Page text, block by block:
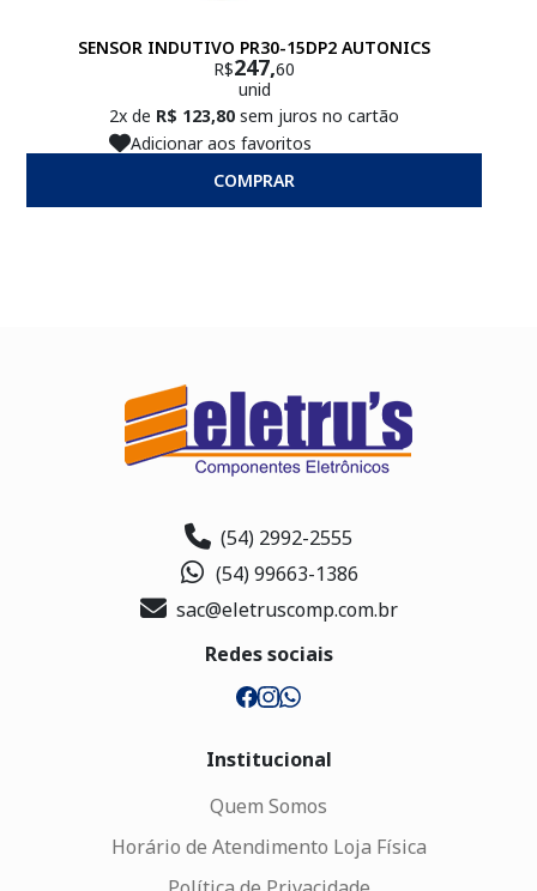
SENSOR INDUTIVO PR30-15DP2 AUTONICS
R$247,60
unid
2x de R$ 123,80 sem juros no cartão
Adicionar aos favoritos
COMPRAR
(54) 2992-2555
(54) 99663-1386
sac@eletruscomp.com.br
Redes sociais
Institucional
Quem Somos
Horário de Atendimento Loja Física